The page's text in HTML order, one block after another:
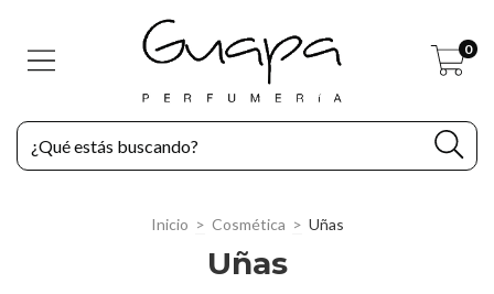
0
Inicio > Cosmética > Uñas
Uñas